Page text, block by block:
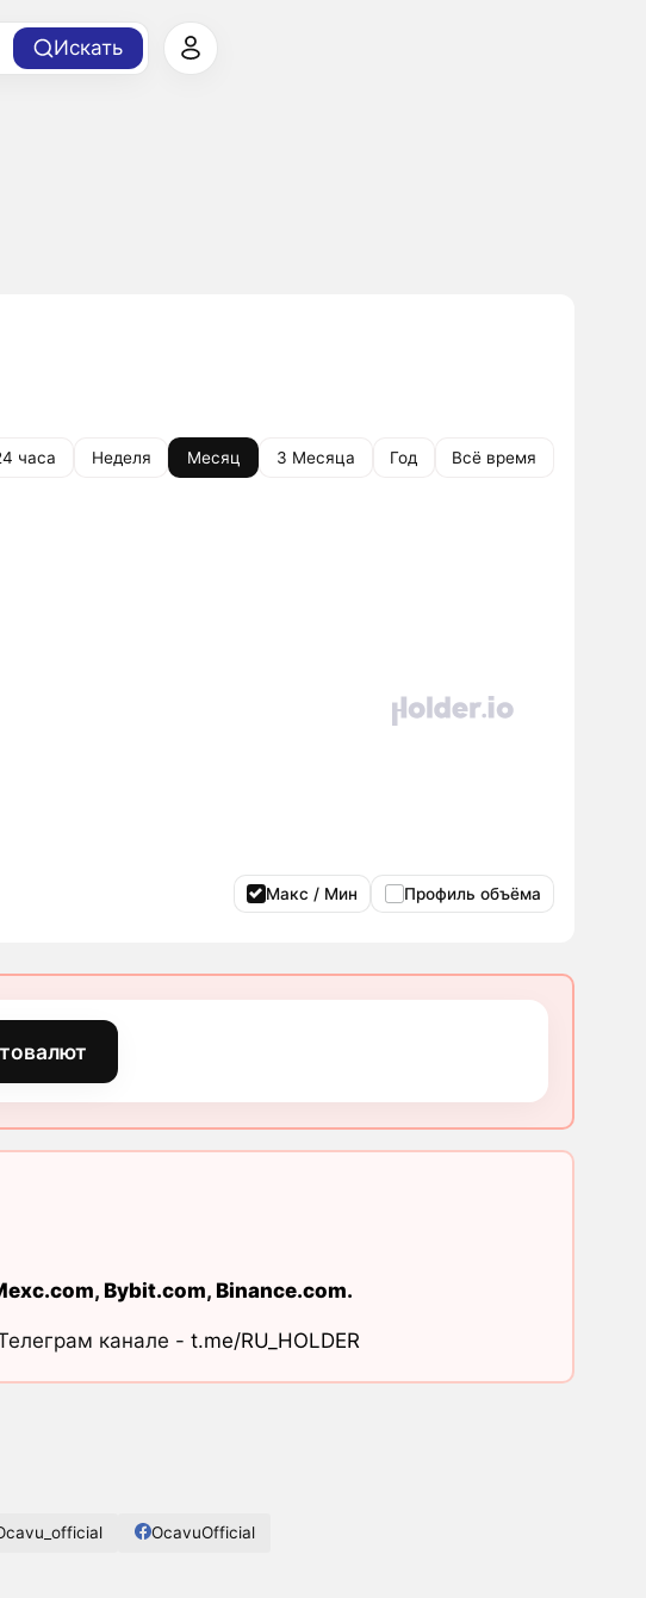
Искать
часа Неделя Месяц 3 Месяца Год Всё время
Макс / Мин Профиль объёма
, Bybit.com, Binance.com.
канале - t.me/RU_HOLDER
OcavuOfficial